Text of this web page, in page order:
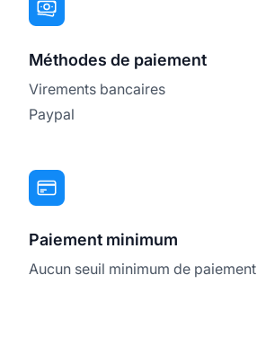
Méthodes de paiement
Virements bancaires
Paypal
Paiement minimum
Aucun seuil minimum de paiement